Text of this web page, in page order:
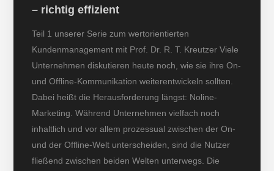
– richtig effizient
Teil 1 unserer Serie zum wertorientierten
Kundenmanagement mit Prof. Dr. R. T. Kreutzer Viele
Unternehmen diskutieren heute noch, wie sie ihre On-
und Offline-Kommunikation weiterentwickeln sollten.
Dabei heißt die Herausforderung längst: Noline-
Marketing. Während Unternehmen vielfach noch
inhaltlich und vor allem prozessual zwischen der On-
und der Offline-Welt unterscheiden, sind die Nutzer
fließend zwischen beiden Welten unterwegs. Die